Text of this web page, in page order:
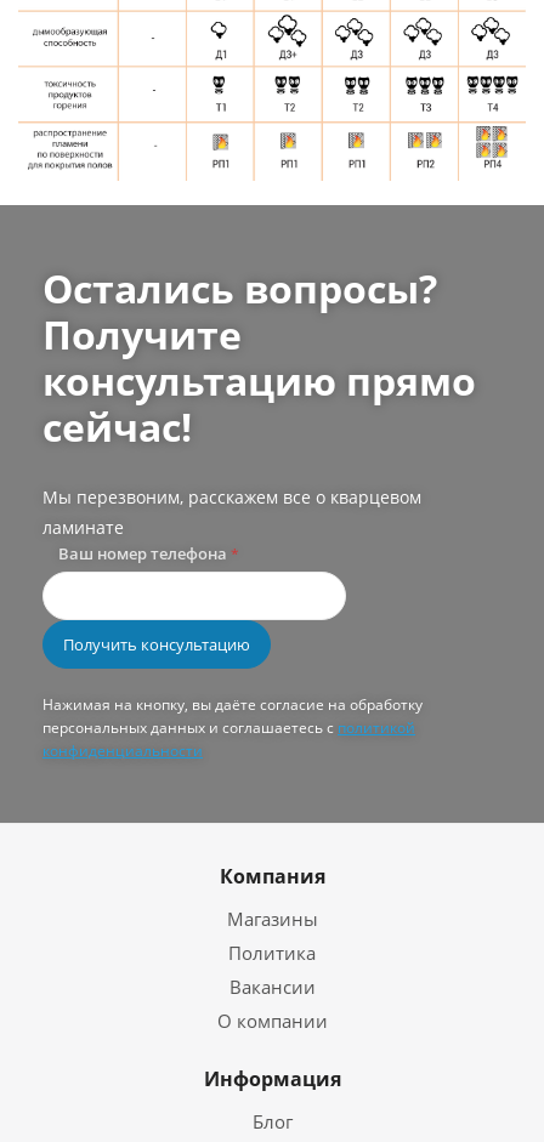
Остались вопросы?
Получите
консультацию прямо
сейчас!
Мы перезвоним, расскажем все о кварцевом
ламинате
Ваш номер телефона *
Нажимая на кнопку, вы даёте согласие на обработку
персональных данных и соглашаетесь с политикой
конфиденциальности
Компания
Магазины
Политика
Вакансии
О компании
Информация
Блог